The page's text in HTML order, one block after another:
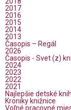
2017
2016
2015
2014
2013
Časopis – Regál
2026
Časopis - Svet (z)
2024
2023
2022
2021
Najlepšie detské
Kroniky knižnice
Voľné pracovné